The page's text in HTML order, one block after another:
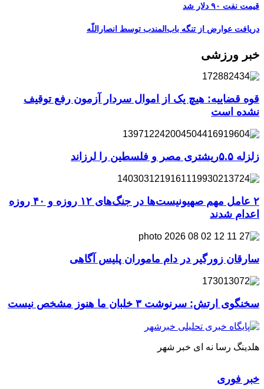
قیمت نفت ۹۰ دلار شد
دریافت عوارض از تنگه باب‌المندب توسط انصاراللّه
خبر ورزشی
قوه قضاییه: هیچ یک از اموال سردار آزمون رفع توقیف
نشده است
زلزله ۵.۵ریشتری مصر و فلسطین را لرزاند
۲ عامل مهم صهیونیست‌ها در جنگ‌های ۱۲ روزه و ۴۰ روزه
اعدام شدند
سارقان زورگیر در دام ماموران پلیس آگاهی
سخنگوی ارتش: سرنوشت ۳ خلبان ما هنوز مشخص نیست
هلدینگ رسا نه ای خبر شهر
خبر فوری